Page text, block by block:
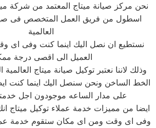
نحن مركز صيانة ميتاج المعتمد من شركة
اسطول من فريق العمل المتخصص فى
العالمية
نستطيع ان نصل اليك اينما كنت وفى اى
العميل الى اقصى درجة
وذلك لاننا نعتبر توكيل صيانة ميتاج
الخط الساخن ونحن سنصل اليك اينما كنت
على مدار الساعه موجودون اجل
ايضا من مميزات خدمة عملاء توكيل ميتاج
وفى اى وقت ومن اى مكان ستقوم خدمة